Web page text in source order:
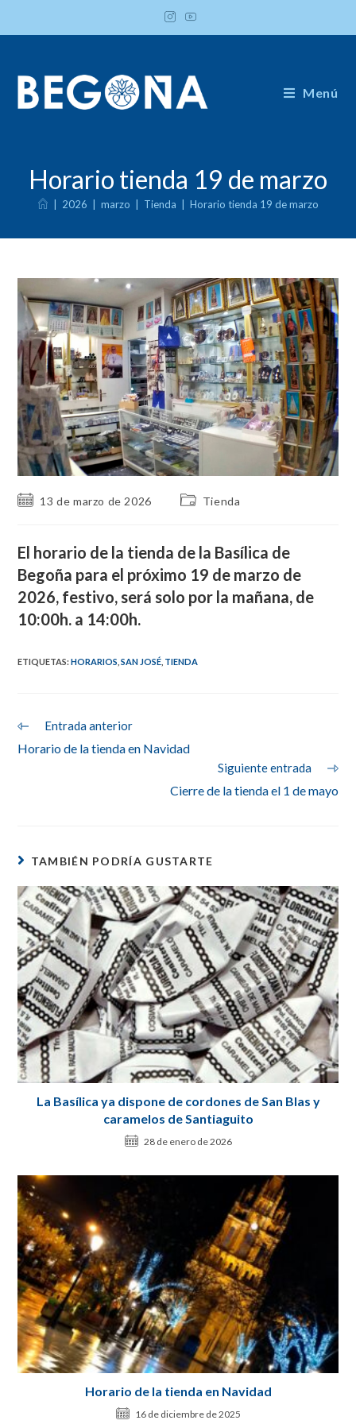
Menú
Horario tienda 19 de marzo
2026 marzo Tienda Horario tienda 19 de marzo
Publicación
entrada:
13 de marzo de 2026
Categoría
entrada:
Tienda
El horario de la tienda de la Basílica de
Begoña para el próximo 19 de marzo de
2026, festivo, será solo por la mañana, de
10:00h. a 14:00h.
ETIQUETAS:HORARIOS SAN JOSÉ TIENDA
Leer
artículos
Entrada anterior
Horario de la tienda en Navidad
Siguiente entrada
Cierre de la tienda el 1 de mayo
TAMBIÉN PODRÍA GUSTARTE
La Basílica ya dispone de cordones de San Blas y
caramelos de Santiaguito
28 de enero de 2026
Horario de la tienda en Navidad
16 de diciembre de 2025